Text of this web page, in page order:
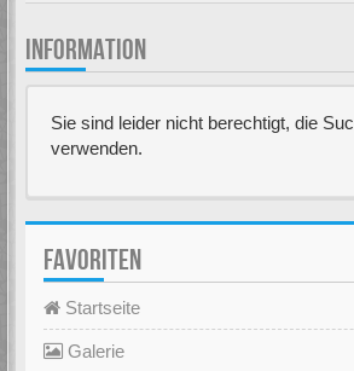
INFORMATION
Sie sind leider nicht berechtigt, die
verwenden.
FAVORITEN
Startseite
Galerie